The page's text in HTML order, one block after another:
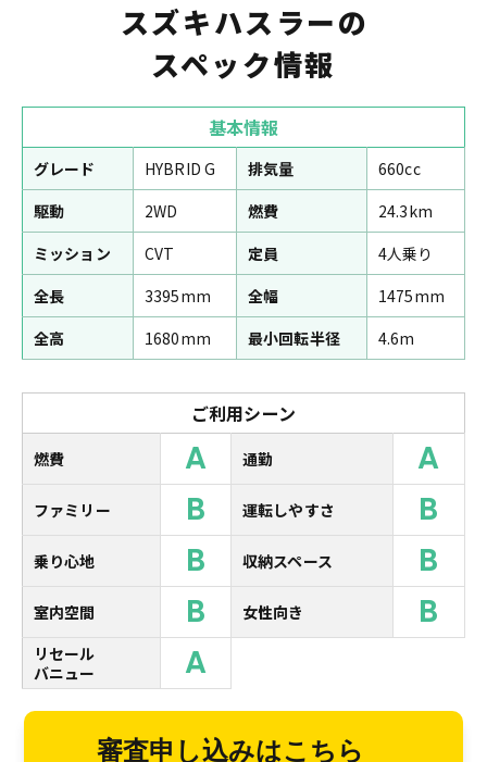
スズキハスラーの
スペック情報
基本情報
グレード HYBRID G 排気量
660cc
駆動
2WD 燃費
24.3km
ミッション
CVT 定員
4人乗り
全長
3395mm 全幅
1475mm
全高
1680mm 最小回転半径 4.6m
ご利用シーン
燃費 A 通勤 A
ファミリー B 運転しやすさ B
乗り心地 B 収納スペース B
室内空間 B 女性向き B
リセール
バニュー
A
審査申し込みはこちら